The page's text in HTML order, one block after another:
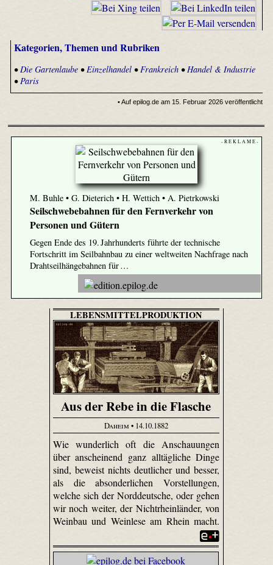
Kategorien, Themen und Rubriken
•Die Gartenlaube•Einzelhandel•Frankreich•Handel & Industrie
•Paris
• Auf epilog.de am 15. Februar 2026 veröffentlicht
- R E K L A M E -
M. Buhle • G. Dieterich • H. Wettich • A. Pietrkowski
Seilschwebebahnen für den Fernverkehr von
Personen und Gütern
Gegen Ende des 19. Jahrhunderts führte der technische
Fortschritt im Seilbahnbau zu einer weltweiten Nachfrage nach
Drahtseilhängebahnen für …
LEBENSMITTELPRODUKTION
Aus der Rebe in die Flasche
Daheim • 14.10.1882
Wie wunderlich oft die Anschauungen
über anscheinend ganz alltägliche Dinge
sind, beweist nichts deutlicher und besser,
als die absonderlichen Vorstellungen,
welche sich der Norddeutsche, oder gehen
wir noch weiter, der Nichtrheinländer, von
Weinbau und Weinlese am Rhein macht.